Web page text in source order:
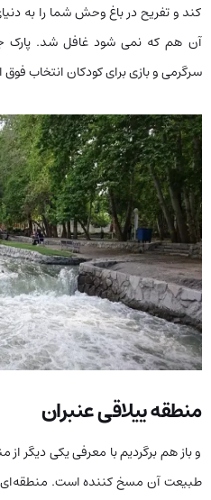
کند و تفریح در باغ وحش شما را به
آن هم که نمی شود غافل شد. پارک
سرگرمی و بازی برای کودکان انتخاب
منطقه ییلاقی عنبران
و باز هم برگردیم با معرفی یکی دیگر
طبیعت آن مسخ کننده است.